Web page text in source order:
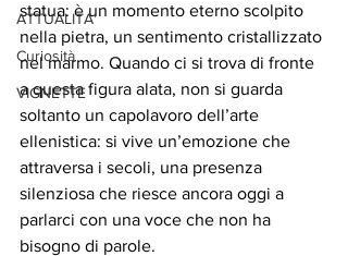
ATTUALITA'
Curiosità
VIGNETTE
statua: è un momento eterno scolpito
nella pietra, un sentimento cristallizzato
nel marmo. Quando ci si trova di fronte
a questa figura alata, non si guarda
soltanto un capolavoro dell’arte
ellenistica: si vive un’emozione che
attraversa i secoli, una presenza
silenziosa che riesce ancora oggi a
parlarci con una voce che non ha
bisogno di parole.